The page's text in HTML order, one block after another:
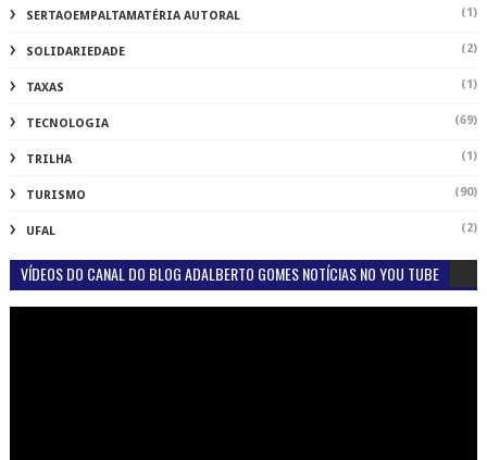
SERTAOEMPALTAMATÉRIA AUTORAL (1)
SOLIDARIEDADE (2)
TAXAS (1)
TECNOLOGIA (69)
TRILHA (1)
TURISMO (90)
UFAL (2)
VÍDEOS DO CANAL DO BLOG ADALBERTO GOMES NOTÍCIAS NO YOU TUBE